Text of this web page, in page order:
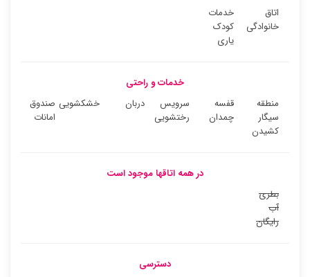
اتاق
خانوادگی
خدمات
کودک
یاری
خدمات و راحتی
منطقه
سیگار
کشیدن
قفسه
چمدان
سرویس
رختشویی
دربان خشکشویی صندوق
امانات
در همه اتاقها موجود است
بطری
آب
رایگان
دسترسی